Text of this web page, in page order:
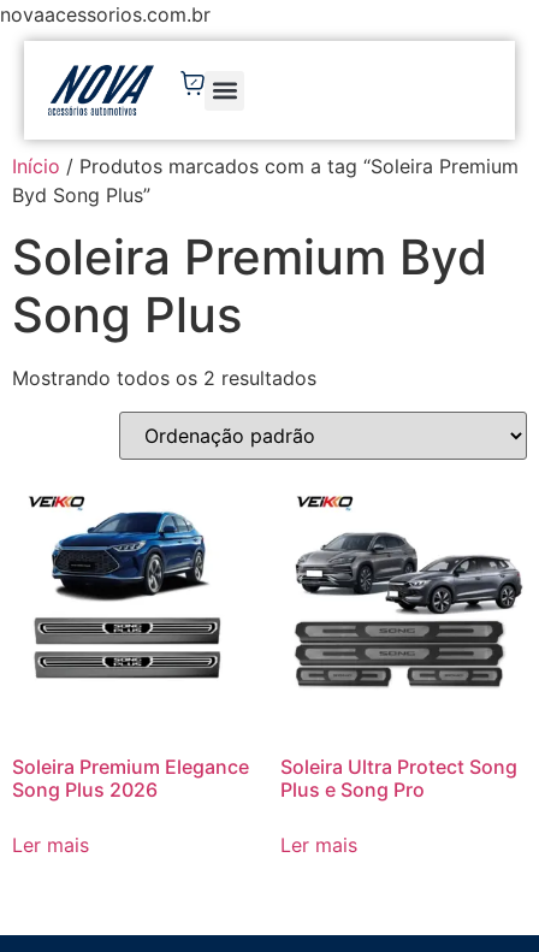
novaacessorios.com.br
Início / Produtos marcados com a tag “Soleira Premium
Byd Song Plus”
Soleira Premium Byd
Song Plus
Mostrando todos os 2 resultados
Soleira Premium Elegance
Song Plus 2026
Ler mais
Soleira Ultra Protect Song
Plus e Song Pro
Ler mais